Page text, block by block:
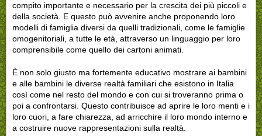
compito importante e necessario per la crescita dei più piccoli e
della società. E questo può avvenire anche proponendo loro
modelli di famiglia diversi da quelli tradizionali, come le famiglie
omogenitoriali, a tutte le età, attraverso un linguaggio per loro
comprensibile come quello dei cartoni animati.
È non solo giusto ma fortemente educativo mostrare ai bambini
e alle bambini le diverse realtà familiari che esistono in Italia
così come nel resto del mondo e con cui si troveranno prima o
poi a confrontarsi. Questo contribuisce ad aprire le loro menti e i
loro cuori, a fare chiarezza, ad arricchire il loro mondo interno e
a costruire nuove rappresentazioni sulla realtà.